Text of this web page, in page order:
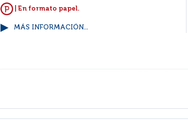
| En formato papel.
MÁS INFORMACIÓN...